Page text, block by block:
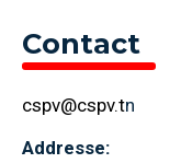
Contact
cspv@cspv.tn
Addresse: